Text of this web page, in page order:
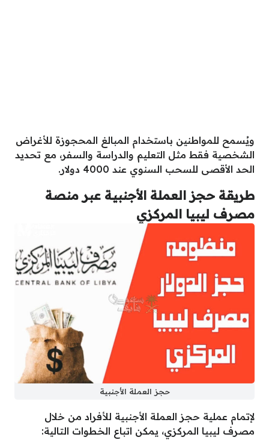
ويُسمح للمواطنين باستخدام المبالغ المحجوزة للأغراض
الشخصية فقط مثل التعليم والدراسة والسفر، مع تحديد
الحد الأقصى للسحب السنوي عند 4000 دولار.
طريقة حجز العملة الأجنبية عبر منصة
مصرف ليبيا المركزي
حجز العملة الأجنبية
لإتمام عملية حجز العملة الأجنبية للأفراد من خلال
مصرف ليبيا المركزي، يمكن اتباع الخطوات التالية: